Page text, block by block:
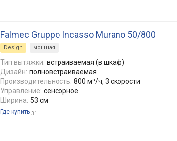
Falmec Gruppo Incasso Murano 50/800
Design мощная
Тип вытяжки: встраиваемая (в шкаф)
Дизайн: полновстраиваемая
Производительность: 800 м³/ч, 3 скорости
Управление: сенсорное
Ширина: 53 см
Где купить 31